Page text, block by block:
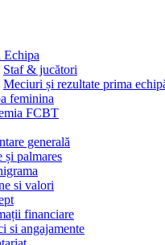
Echipa
Staf & jucători
Meciuri și rezultate prima
feminina
FCBT
generală
și palmares
si valori
financiare
si angajamente